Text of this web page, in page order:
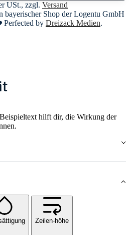
USt., zzgl. Versand
bayerischer Shop der Logentu GmbH
Perfected by Dreizack Medien.
hilft dir, die Wirkung der
Zeilen-höhe